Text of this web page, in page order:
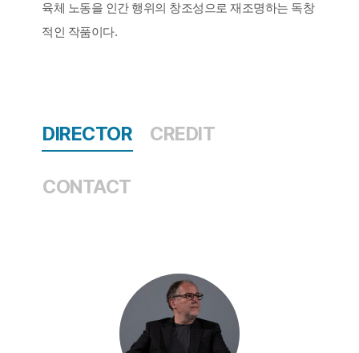
육체 노동을 인간 행위의 창조성으로 재조명하는 독창
적인 작품이다.
DIRECTOR CREDIT
CONTACT